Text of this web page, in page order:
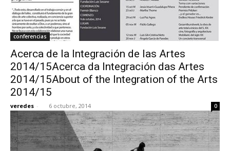
conferencias
Acerca de la Integración de las Artes
2014/15Acerca da Integración das Artes
2014/15About of the Integration of the Arts
2014/15
veredes - 6 octubre, 2014 0